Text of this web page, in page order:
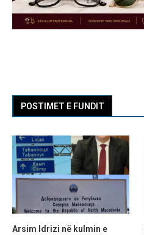
POSTIMET E FUNDIT
Arsim Idrizi në kulmin e